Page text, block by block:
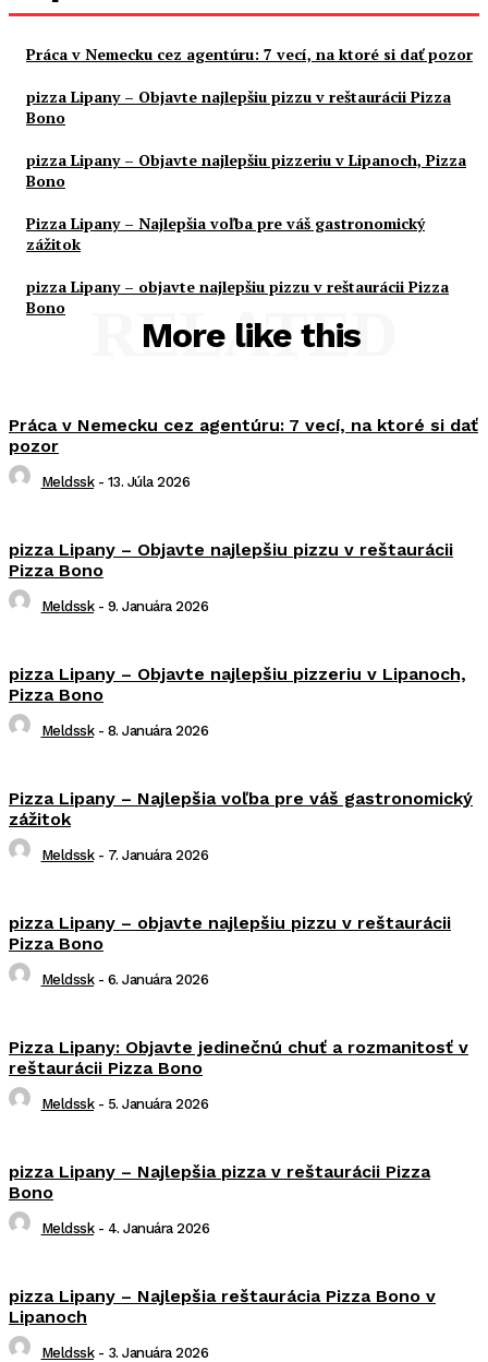
Práca v Nemecku cez agentúru: 7 vecí, na ktoré si dať pozor
pizza Lipany – Objavte najlepšiu pizzu v reštaurácii Pizza
Bono
pizza Lipany – Objavte najlepšiu pizzeriu v Lipanoch, Pizza
Bono
Pizza Lipany – Najlepšia voľba pre váš gastronomický
zážitok
pizza Lipany – objavte najlepšiu pizzu v reštaurácii Pizza
Bono
More like this
RELATED
Práca v Nemecku cez agentúru: 7 vecí, na ktoré si dať
pozor
Meldssk - 13. Júla 2026
pizza Lipany – Objavte najlepšiu pizzu v reštaurácii
Pizza Bono
Meldssk - 9. Januára 2026
pizza Lipany – Objavte najlepšiu pizzeriu v Lipanoch,
Pizza Bono
Meldssk - 8. Januára 2026
Pizza Lipany – Najlepšia voľba pre váš gastronomický
zážitok
Meldssk - 7. Januára 2026
pizza Lipany – objavte najlepšiu pizzu v reštaurácii
Pizza Bono
Meldssk - 6. Januára 2026
Pizza Lipany: Objavte jedinečnú chuť a rozmanitosť v
reštaurácii Pizza Bono
Meldssk - 5. Januára 2026
pizza Lipany – Najlepšia pizza v reštaurácii Pizza
Bono
Meldssk - 4. Januára 2026
pizza Lipany – Najlepšia reštaurácia Pizza Bono v
Lipanoch
Meldssk - 3. Januára 2026